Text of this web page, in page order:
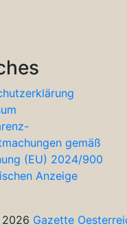
gemäß
(EU) 2024/900
Anzeige
Gazette